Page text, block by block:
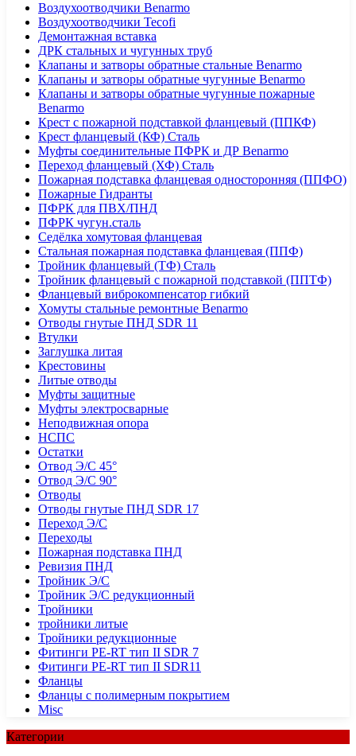
Воздухоотводчики Benarmo
Воздухоотводчики Tecofi
Демонтажная вставка
ДРК стальных и чугунных труб
Клапаны и затворы обратные стальные Benarmo
Клапаны и затворы обратные чугунные Benarmo
Клапаны и затворы обратные чугунные пожарные
Benarmo
Крест с пожарной подставкой фланцевый (ППКФ)
Крест фланцевый (КФ) Сталь
Муфты соединительные ПФРК и ДР Benarmo
Переход фланцевый (ХФ) Сталь
Пожарная подставка фланцевая односторонняя (ППФО)
Пожарные Гидранты
ПФРК для ПВХ/ПНД
ПФРК чугун.сталь
Седёлка хомутовая фланцевая
Стальная пожарная подставка фланцевая (ППФ)
Тройник фланцевый (ТФ) Сталь
Тройник фланцевый с пожарной подставкой (ППТФ)
Фланцевый виброкомпенсатор гибкий
Хомуты стальные ремонтные Benarmo
Отводы гнутые ПНД SDR 11
Втулки
Заглушка литая
Крестовины
Литые отводы
Муфты защитные
Муфты электросварные
Неподвижная опора
НСПС
Остатки
Отвод Э/С 45°
Отвод Э/С 90°
Отводы
Отводы гнутые ПНД SDR 17
Переход Э/С
Переходы
Пожарная подставка ПНД
Ревизия ПНД
Тройник Э/С
Тройник Э/С редукционный
Тройники
тройники литые
Тройники редукционные
Фитинги PE-RT тип II SDR 7
Фитинги PE-RT тип II SDR11
Фланцы
Фланцы с полимерным покрытием
Misc
Категории